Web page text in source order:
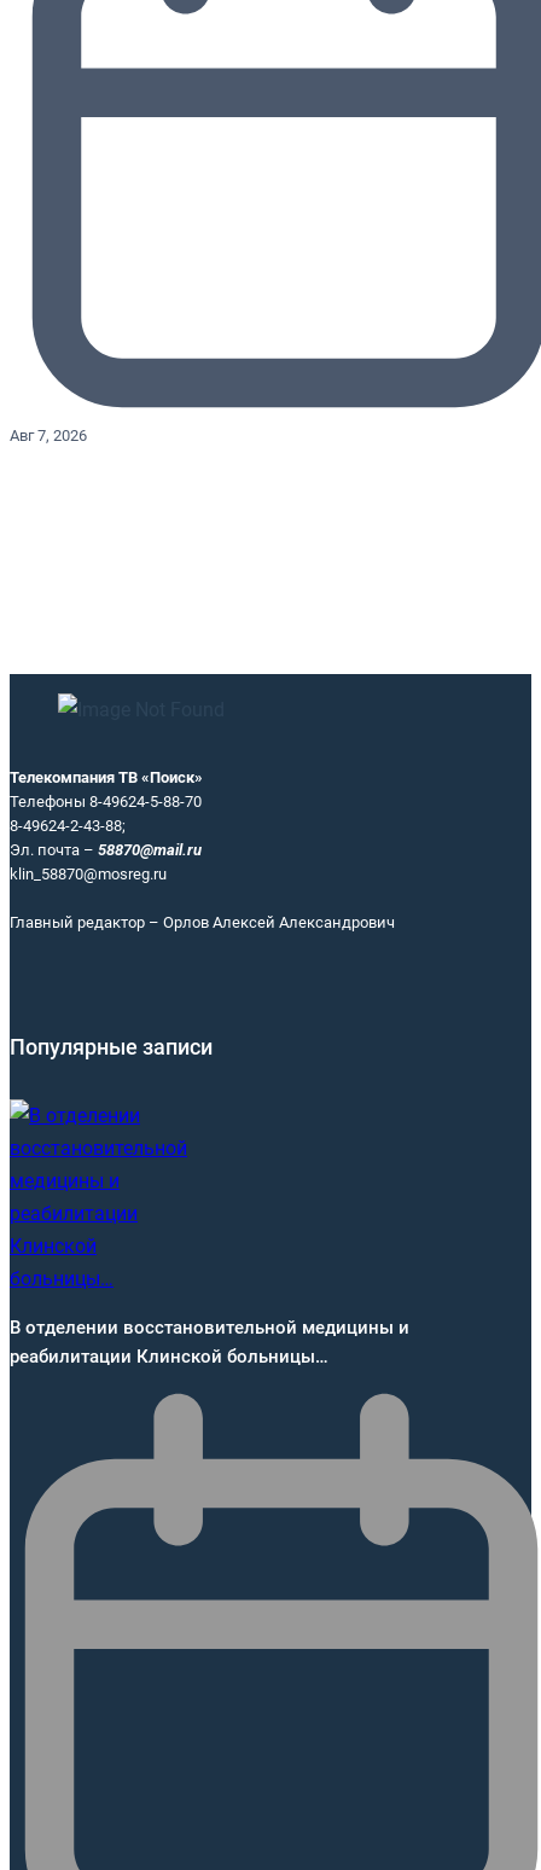
Авг 7, 2026
Телекомпания ТВ «Поиск»
Телефоны 8-49624-5-88-70
8-49624-2-43-88;
Эл. почта – 58870@mail.ru
klin_58870@mosreg.ru
Главный редактор – Орлов Алексей Александрович
Популярные записи
В отделении восстановительной медицины и
реабилитации Клинской больницы…